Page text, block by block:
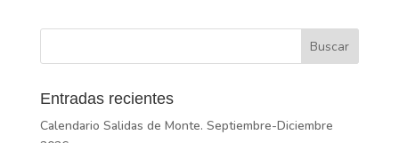
Entradas recientes
Calendario Salidas de Monte. Septiembre-Diciembre